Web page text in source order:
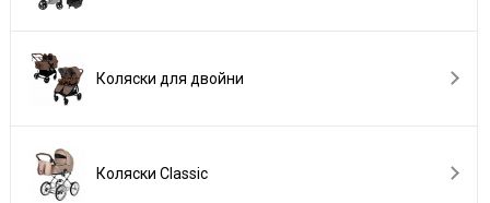
Коляски для двойни
Коляски Сlassic